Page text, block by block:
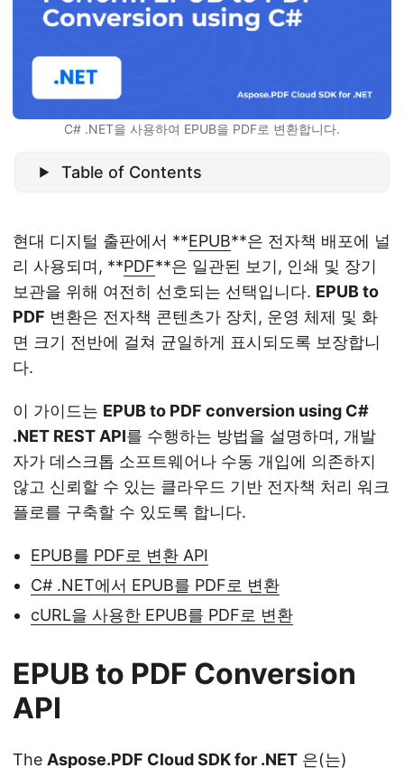
C# .NET을 사용하여 EPUB을 PDF로 변환합니다.
Table of Contents
현대 디지털 출판에서 **EPUB**은 전자책 배포에 널
리 사용되며, **PDF**은 일관된 보기, 인쇄 및 장기
보관을 위해 여전히 선호되는 선택입니다. EPUB to
PDF 변환은 전자책 콘텐츠가 장치, 운영 체제 및 화
면 크기 전반에 걸쳐 균일하게 표시되도록 보장합니
다.
이 가이드는 EPUB to PDF conversion using C#
.NET REST API를 수행하는 방법을 설명하며, 개발
자가 데스크톱 소프트웨어나 수동 개입에 의존하지
않고 신뢰할 수 있는 클라우드 기반 전자책 처리 워크
플로를 구축할 수 있도록 합니다.
EPUB를 PDF로 변환 API
C# .NET에서 EPUB를 PDF로 변환
cURL을 사용한 EPUB를 PDF로 변환
EPUB to PDF Conversion
API
The Aspose.PDF Cloud SDK for .NET 은(는)